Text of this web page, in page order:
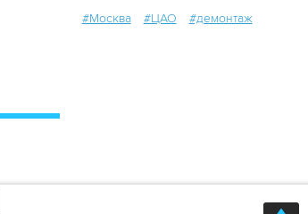
#Москва
#ЦАО #демонтаж